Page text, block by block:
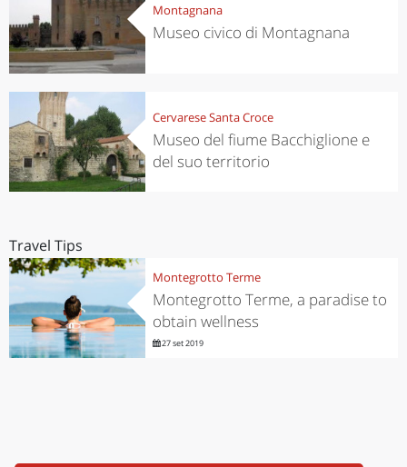
Montagnana
Museo civico di Montagnana
Cervarese Santa Croce
Museo del fiume Bacchiglione e
del suo territorio
Travel Tips
Montegrotto Terme
Montegrotto Terme, a paradise to
obtain wellness
27 set 2019